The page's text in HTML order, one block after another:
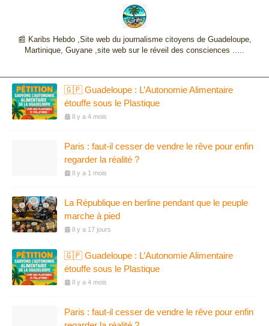
📰 Karibs Hebdo ,Site web du journalisme citoyens de Guadeloupe,
Martinique, Guyane ,site web sur le réveil des consciences .....
🇬🇵 Guadeloupe : L’Autonomie Alimentaire
étouffe sous le Plastique
Il y a 4 mois
Paris : faut-il cesser de vendre le rêve pour enfin
regarder la réalité ?
Il y a 1 mois
La République en berline pendant que le peuple
marche à pied
Il y a 17 jours
🇬🇵 Guadeloupe : L’Autonomie Alimentaire
étouffe sous le Plastique
Il y a 4 mois
Paris : faut-il cesser de vendre le rêve pour enfin